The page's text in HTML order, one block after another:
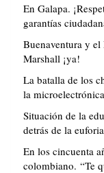
En Galapa.
garantías
Buenaventura y
Marshall ¡ya!
La batalla de los
la microelectrónica
Situación de la
detrás de la
En los cincuenta
colombiano. “Te